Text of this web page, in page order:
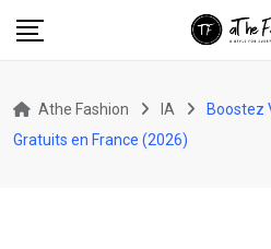
Athe Fashion IA
Boostez
Gratuits en France (2026)